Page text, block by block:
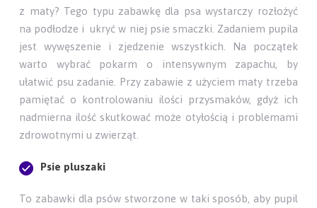
z maty? Tego typu zabawkę dla psa wystarczy rozłożyć
na podłodze i ukryć w niej psie smaczki. Zadaniem pupila
jest wywęszenie i zjedzenie wszystkich. Na początek
warto wybrać pokarm o intensywnym zapachu, by
ułatwić psu zadanie. Przy zabawie z użyciem maty trzeba
pamiętać o kontrolowaniu ilości przysmaków, gdyż ich
nadmierna ilość skutkować może otyłością i problemami
zdrowotnymi u zwierząt.
Psie pluszaki
To zabawki dla psów stworzone w taki sposób, aby pupil